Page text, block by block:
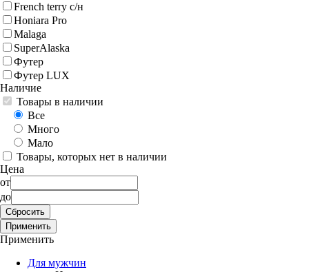
French terry с/н
Honiara Pro
Malaga
SuperAlaska
Футер
Футер LUX
Наличие
Товары в наличии
Все
Много
Мало
Товары, которых нет в наличии
Цена
от
до
Применить
Для мужчин